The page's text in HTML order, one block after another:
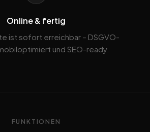
Online & fertig
ist sofort erreichbar – DSGVO-
und SEO-ready.
FUNKTIONEN